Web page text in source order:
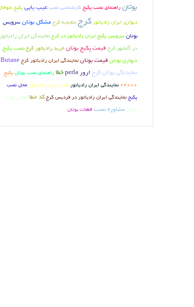
بوتانراهنمای نصب پکیج کارشناسی نصبعیب یابیپکیج شوفاژ
دیواری ایران رادیاتور کرجعظیمیه کرجمشکل بوتانسرویس
بوتانسرویس پکیج ایران رادیاتور در کرجنمایندگی ایران رادیاتور
در گلشهر کرج قیمت پکیج بوتانخرید رادیاتور کرجنصب پکیج
دیواری بوتان قیمت بوتاننمایندگی ایران رادیاتور کرجButane
نمایدنگی بوتان کرج ارور perla خطاراهنمای نصب بوتانپکیج
24000 نمایندگی ایران رادیاتور نصب ایران رادیاتور محل نصب
پکیجنمایندگی ایران رادیاتور در فردیس کرجکد خطاتعمیر بورد
بوتان مشاوره نصبقطعات بوتان